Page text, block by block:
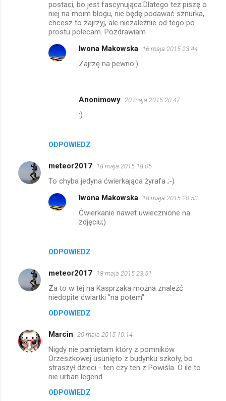
postaci, bo jest fascynująca.Dlatego też piszę o
niej na moim blogu, nie będę podawać sznurka,
chcesz to zajrzyj, ale niezależnie od tego po
prostu polecam. Pozdrawiam
ODPOWIEDZ
Iwona Makowska 16 maja 2015 23:44
Zajrzę na pewno:)
Anonimowy 20 maja 2015 20:47
:)
meteor2017 18 maja 2015 18:05
To chyba jedyna ćwierkająca żyrafa ;-)
ODPOWIEDZ
Iwona Makowska 18 maja 2015 20:53
Ćwierkanie nawet uwiecznione na
zdjęciu;)
meteor2017 18 maja 2015 23:51
Za to w tej na Kasprzaka można znaleźć
niedopite ćwiartki "na potem"
ODPOWIEDZ
Marcin 20 maja 2015 10:14
Nigdy nie pamiętam który z pomników
Orzeszkowej usunięto z budynku szkoły, bo
straszył dzieci - ten czy ten z Powiśla. O ile to
nie urban legend.
ODPOWIEDZ